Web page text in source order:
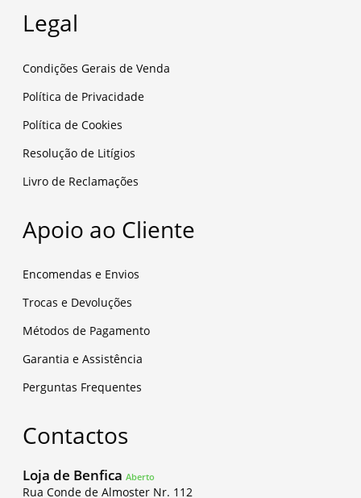
Legal
Condições Gerais de Venda
Política de Privacidade
Política de Cookies
Resolução de Litígios
Livro de Reclamações
Apoio ao Cliente
Encomendas e Envios
Trocas e Devoluções
Métodos de Pagamento
Garantia e Assistência
Perguntas Frequentes
Contactos
Loja de Benfica Aberto
Rua Conde de Almoster Nr. 112